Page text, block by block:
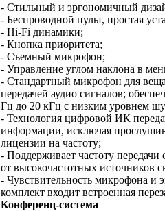
- Стильный и эргономичный
- Беспроводной пульт, простая
- Hi-Fi динамики;
- Кнопка приоритета;
- Съемный микрофон;
- Управление углом наклона в
- Стандартный микрофон для
передачей аудио сигналов;
Гц до 20 кГц с низким уровнем
- Технология цифровой ИК
информации, исключая
лицензии на частоту;
- Поддерживает частоту
от высокочастотных источников
- Чувствительность микрофона и
комплект входит встроенная
Конференц-система